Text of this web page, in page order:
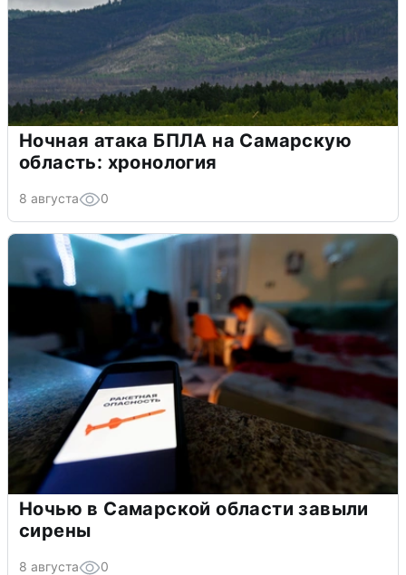
Ночная атака БПЛА на Самарскую
область: хронология
8 августа 0
Ночью в Самарской области завыли
сирены
8 августа 0